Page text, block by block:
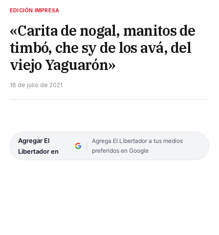
EDICIÓN IMPRESA
«Carita de nogal, manitos de
timbó, che sy de los avá, del
viejo Yaguarón»
16 de julio de 2021
Agregar El
Libertador en
Agrega El Libertador a tus medios
preferidos en Google